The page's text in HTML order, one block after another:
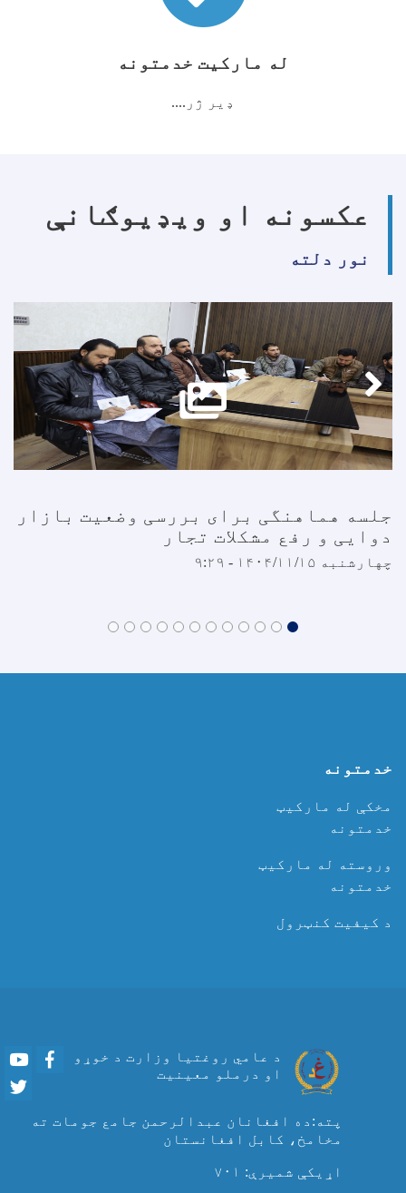
له مارکیت خدمتونه
ډیر ژر....
عکسونه او ویډیوګانې
نور دلته
جلسه هماهنگی برای بررسی وضعیت بازار
دوایی و رفع مشکلات تجار
چهارشنبه ۱۴۰۴/۱۱/۱۵ - ۹:۲۹
خدمتونه
مخکې له مارکیټ
خدمتونه
وروسته له مارکیټ
خدمتونه
د کیفیت کنټرول
د عامي روغتیا وزارت د خوړو
او درملو معینیت
YoutubeFacebook
پته:ده افغانان عبدالرحمن جامع جومات ته
مخامخ، کابل افغانستان
اړیکې شمیرې: ۷۰۱